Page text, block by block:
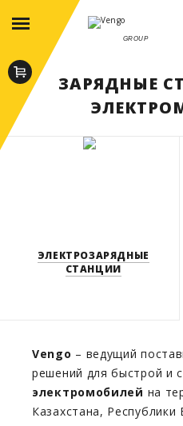
GROUP
ЗАРЯДНЫЕ
ЭЛЕКТРОЗАРЯДНЫЕ
СТАНЦИИ
Vengo – ведущий
решений для быстрой и
электромобилей на
Казахстана, Республики